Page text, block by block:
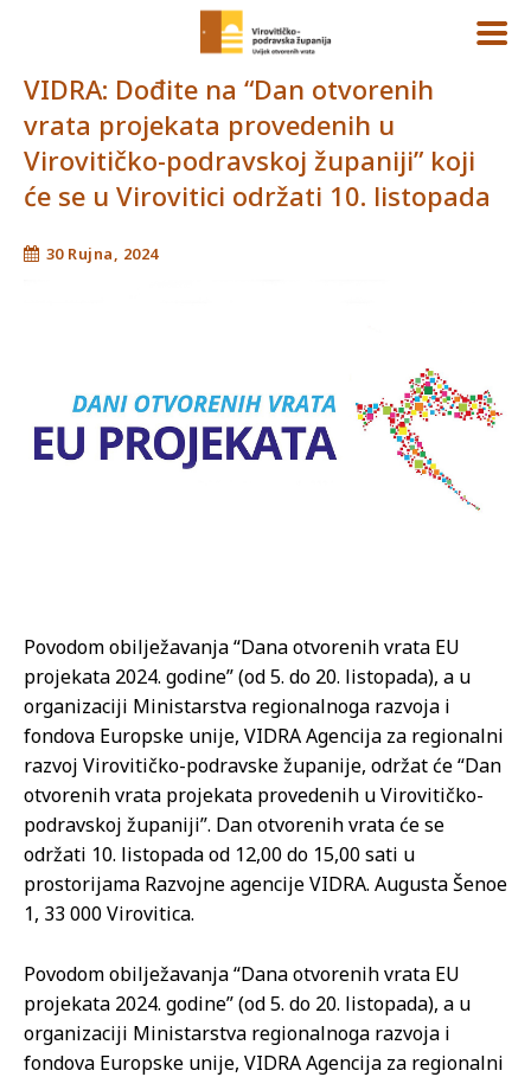
VIDRA: Dođite na “Dan otvorenih
vrata projekata provedenih u
Virovitičko-podravskoj županiji” koji
će se u Virovitici održati 10. listopada
30 Rujna, 2024
Povodom obilježavanja “Dana otvorenih vrata EU
projekata 2024. godine” (od 5. do 20. listopada), a u
organizaciji Ministarstva regionalnoga razvoja i
fondova Europske unije, VIDRA Agencija za regionalni
razvoj Virovitičko-podravske županije, održat će “Dan
otvorenih vrata projekata provedenih u Virovitičko-
podravskoj županiji”. Dan otvorenih vrata će se
održati 10. listopada od 12,00 do 15,00 sati u
prostorijama Razvojne agencije VIDRA. Augusta Šenoe
1, 33 000 Virovitica.
Povodom obilježavanja “Dana otvorenih vrata EU
projekata 2024. godine” (od 5. do 20. listopada), a u
organizaciji Ministarstva regionalnoga razvoja i
fondova Europske unije, VIDRA Agencija za regionalni